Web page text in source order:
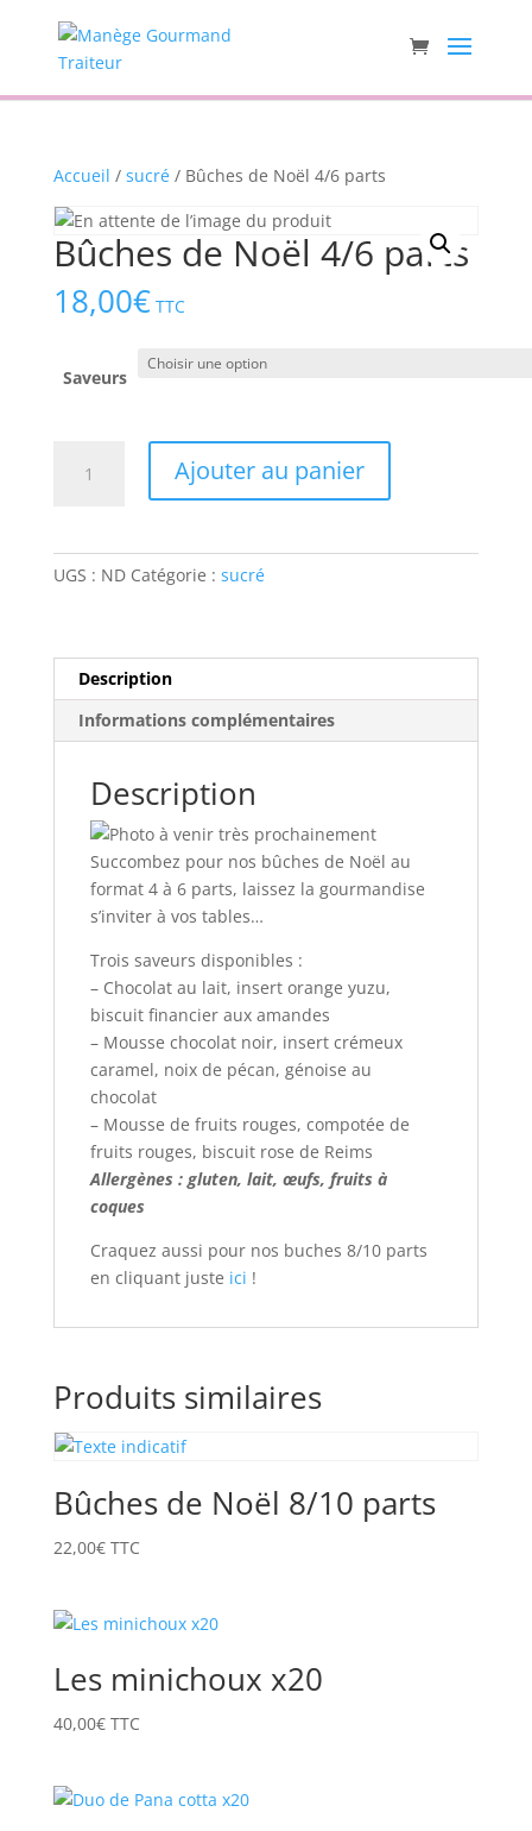
Accueil / sucré/ Bûches de Noël 4/6 parts
Bûches de Noël 4/6 parts
18,00€ TTC
Saveurs
Ajouter au panier
UGS : ND Catégorie : sucré
Description
Informations complémentaires
Description
Succombez pour nos bûches de Noël au
format 4 à 6 parts, laissez la gourmandise
s’inviter à vos tables…
Trois saveurs disponibles :
– Chocolat au lait, insert orange yuzu,
biscuit financier aux amandes
– Mousse chocolat noir, insert crémeux
caramel, noix de pécan, génoise au
chocolat
– Mousse de fruits rouges, compotée de
fruits rouges, biscuit rose de Reims
Allergènes : gluten, lait, œufs, fruits à
coques
Craquez aussi pour nos buches 8/10 parts
en cliquant juste ici !
Produits similaires
Bûches de Noël 8/10 parts
22,00€ TTC
Les minichoux x20
40,00€ TTC